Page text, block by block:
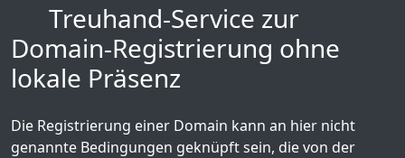
Treuhand-Service zur
Domain-Registrierung ohne
lokale Präsenz
Die Registrierung einer Domain kann an hier nicht
genannte Bedingungen geknüpft sein, die von der